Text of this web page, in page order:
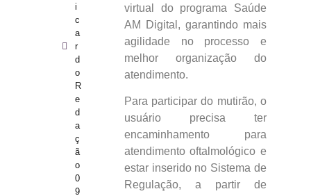
i
c
a
r
d
o
R
e
d
a
ç
ã
o
0
9
virtual do programa Saúde
AM Digital, garantindo mais
agilidade no processo e
melhor organização do
atendimento.
Para participar do mutirão, o
usuário precisa ter
encaminhamento para
atendimento oftalmológico e
estar inserido no Sistema de
Regulação, a partir de